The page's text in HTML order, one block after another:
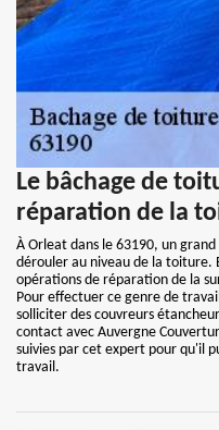
Le bâchage de
réparation de la
À Orleat dans le 63190, un
dérouler au niveau de la toiture.
opérations de réparation de la
Pour effectuer ce genre de
solliciter des couvreurs
contact avec Auvergne
suivies par cet expert pour qu'il
travail.